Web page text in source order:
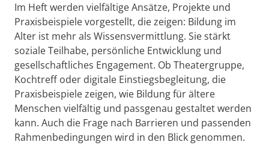
Im Heft werden vielfältige Ansätze, Projekte und
Praxisbeispiele vorgestellt, die zeigen: Bildung im
Alter ist mehr als Wissensvermittlung. Sie stärkt
soziale Teilhabe, persönliche Entwicklung und
gesellschaftliches Engagement. Ob Theatergruppe,
Kochtreff oder digitale Einstiegsbegleitung, die
Praxisbeispiele zeigen, wie Bildung für ältere
Menschen vielfältig und passgenau gestaltet werden
kann. Auch die Frage nach Barrieren und passenden
Rahmenbedingungen wird in den Blick genommen.